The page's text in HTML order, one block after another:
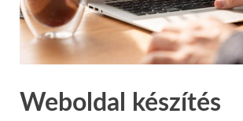
Weboldal készítés